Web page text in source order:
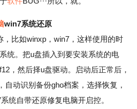
win7系统还原
比如winxp，win7，这样使用的时
统。把u盘插入到要安装系统的电
，然后择u盘驱动。启动后正常后，
自动识别备份gho档案，选择恢复，
统自带还原修复电脑开启控。